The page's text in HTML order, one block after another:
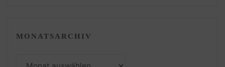
MONATSARCHIV